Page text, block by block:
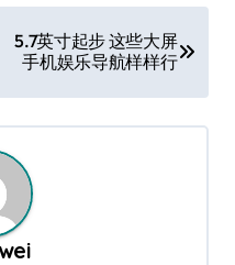
5.7英寸起步 这些大屏
手机娱乐导航样样行